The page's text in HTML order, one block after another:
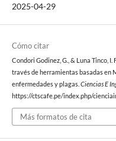
2025-04-29
Cómo citar
Condori Godinez, G., & Luna Tinco, I.
través de herramientas basadas en
enfermedades y plagas. Ciencias E
https://ctscafe.pe/index.php/
Más formatos de cita